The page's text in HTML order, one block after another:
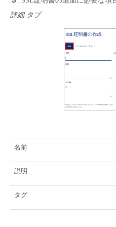
詳細 タブ
名前
説明
タグ